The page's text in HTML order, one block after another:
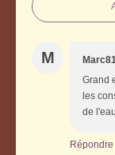
M
Grand
les
de
Répondre